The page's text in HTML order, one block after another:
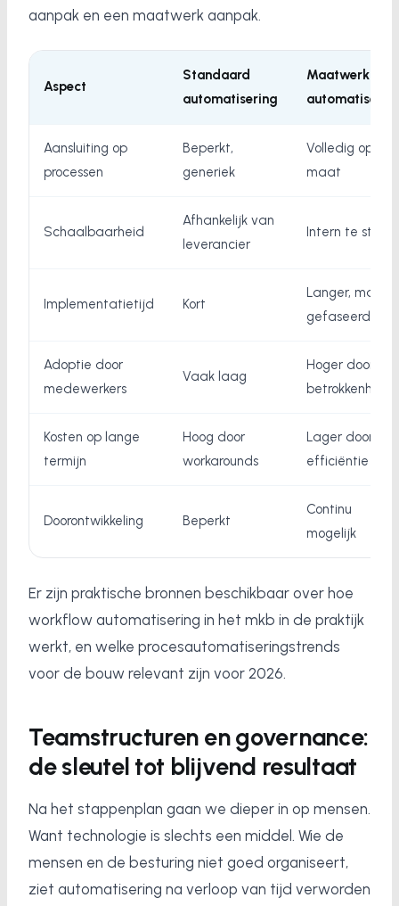
aanpak en een maatwerk aanpak.
Aspect
Standaard
automatisering
Maatwerk
Aansluiting op
processen
Beperkt,
generiek
Volledig op
maat
Schaalbaarheid
Afhankelijk van
leverancier
Intern te sturen
Implementatietijd Kort
Langer, maar
gefaseerd
Adoptie door
medewerkers
Vaak laag
Hoger door
betrokkenheid
Kosten op lange
termijn
Hoog door
workarounds
Lager door
efficiëntie
Doorontwikkeling Beperkt
Continu
mogelijk
Er zijn praktische bronnen beschikbaar over hoe
workflow automatisering in het mkb in de praktijk
werkt, en welke procesautomatiseringstrends
voor de bouw relevant zijn voor 2026.
Teamstructuren en governance:
de sleutel tot blijvend resultaat
Na het stappenplan gaan we dieper in op mensen.
Want technologie is slechts een middel. Wie de
mensen en de besturing niet goed organiseert,
ziet automatisering na verloop van tijd verworden